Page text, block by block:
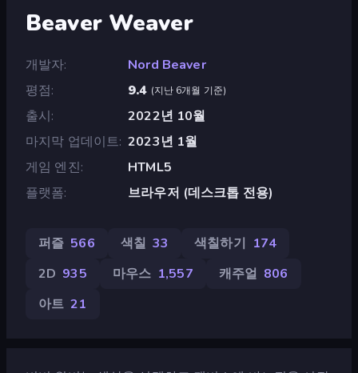
Beaver Weaver
개발자
Nord Beaver
평점
9.4 (지난 6개월 기준)
출시
2022년 10월
마지막 업데이트 2023년 1월
게임 엔진
HTML5
플랫폼
브라우저 (데스크톱 전용)
퍼즐 566 색칠 33 색칠하기 174
2D 935 마우스 1,557 캐주얼 806
아트 21